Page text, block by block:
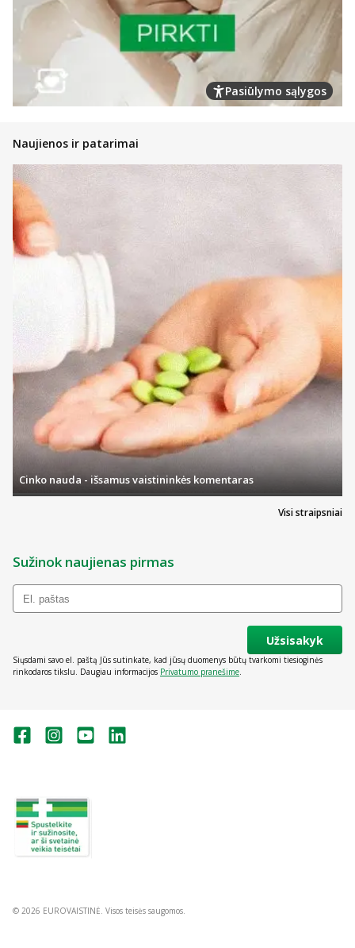
Pasiūlymo sąlygos
Naujienos ir patarimai
Visi straipsniai
Cinko nauda - išsamus vaistininkės komentaras
Sužinok naujienas pirmas
Užsisakyk
Siųsdami savo el. paštą Jūs sutinkate, kad jūsų duomenys būtų tvarkomi tiesioginės
rinkodaros tikslu. Daugiau informacijos Privatumo pranešime.
© 2026 EUROVAISTINĖ. Visos teisės saugomos.